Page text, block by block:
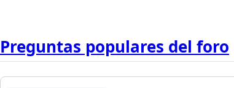
Preguntas populares del foro